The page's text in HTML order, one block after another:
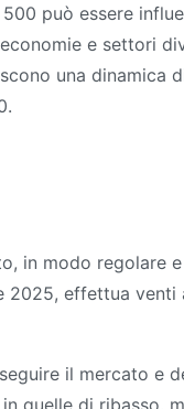
può essere
e settori
una dinamica
in modo regolare
effettua venti
il mercato e